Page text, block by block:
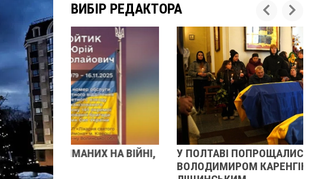
ВИБІР РЕДАКТОРА
ВІЙНІ,
У ПОЛТАВІ ПОПРОЩАЛИСЯ ІЗ ВІЙСЬКОВИМИ
ВОЛОДИМИРОМ КАРЕНГІНИМ ТА ОЛЕГОМ